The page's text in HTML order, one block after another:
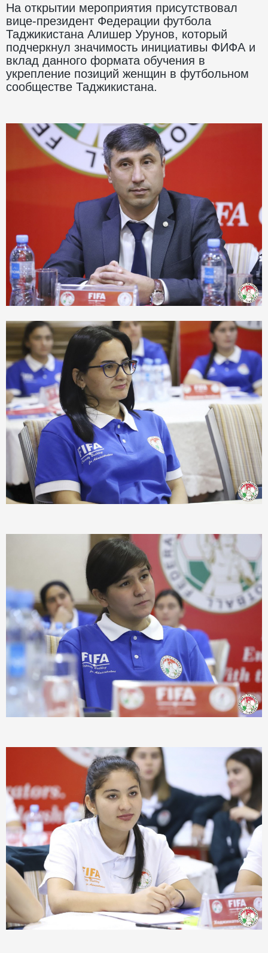
На открытии мероприятия присутствовал
вице-президент Федерации футбола
Таджикистана Алишер Урунов, который
подчеркнул значимость инициативы ФИФА и
вклад данного формата обучения в
укрепление позиций женщин в футбольном
сообществе Таджикистана.